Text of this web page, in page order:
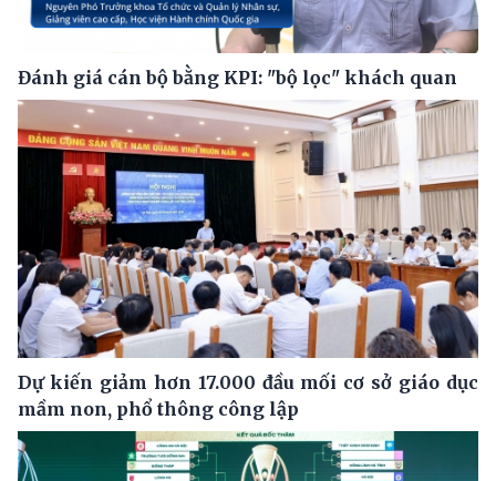
Đánh giá cán bộ bằng KPI: "bộ lọc" khách quan
Dự kiến giảm hơn 17.000 đầu mối cơ sở giáo dục
mầm non, phổ thông công lập